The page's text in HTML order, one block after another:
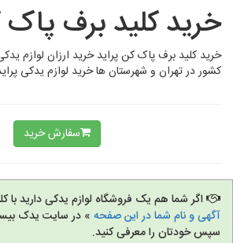
خرید کلید برف پاک
خرید کلید برف پاک کن پراید خرید ارزان لوازم
کشور در تهران و شهرستان ها خرید لوازم یدکی
سفارش خرید
اگر شما هم یک فروشگاه لوازم یدکی دارید با
آگهی و نام شما در این صفحه » در سایت یدک
سپس خودتان را معرفی کنید.